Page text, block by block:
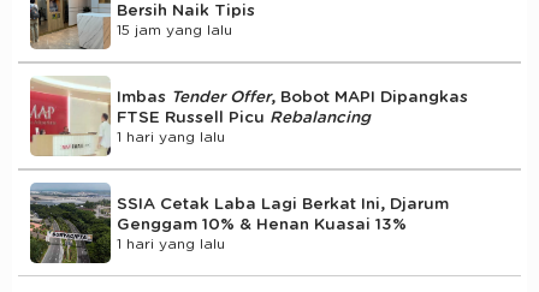
Bersih Naik Tipis
15 jam yang lalu
Imbas Tender Offer, Bobot MAPI Dipangkas
FTSE Russell Picu Rebalancing
1 hari yang lalu
SSIA Cetak Laba Lagi Berkat Ini, Djarum
Genggam 10% & Henan Kuasai 13%
1 hari yang lalu